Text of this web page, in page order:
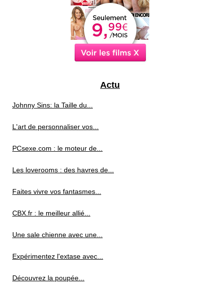
Actu
Johnny Sins: la Taille du...
L'art de personnaliser vos...
PCsexe.com : le moteur de...
Les loverooms : des havres de...
Faites vivre vos fantasmes...
CBX.fr : le meilleur allié...
Une sale chienne avec une...
Expérimentez l'extase avec...
Découvrez la poupée...